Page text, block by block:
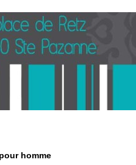
homme